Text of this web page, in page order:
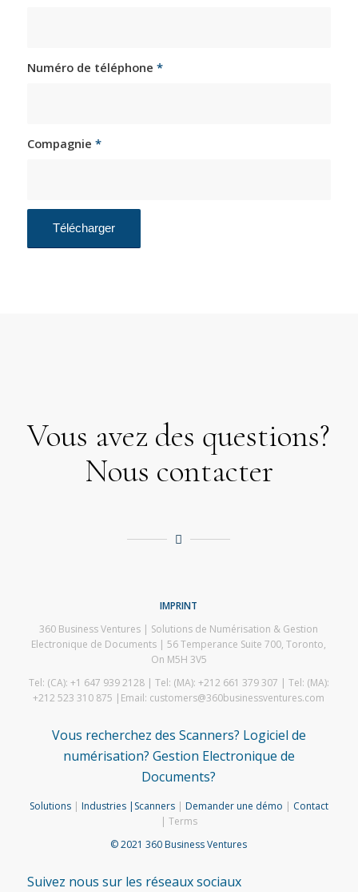
Numéro de téléphone *
Compagnie *
Vous avez des questions?
Nous contacter
IMPRINT
360 Business Ventures | Solutions de Numérisation & Gestion
Electronique de Documents | 56 Temperance Suite 700, Toronto,
On M5H 3V5
Tel: (CA): +1 647 939 2128 | Tel: (MA): +212 661 379 307 | Tel: (MA):
+212 523 310 875 |Email: customers@360businessventures.com
Vous recherchez des Scanners? Logiciel de
numérisation? Gestion Electronique de
Documents?
Solutions| Industries| Scanners| Demander une démo | Contact
| Terms
© 2021 360 Business Ventures
Suivez nous sur les réseaux sociaux